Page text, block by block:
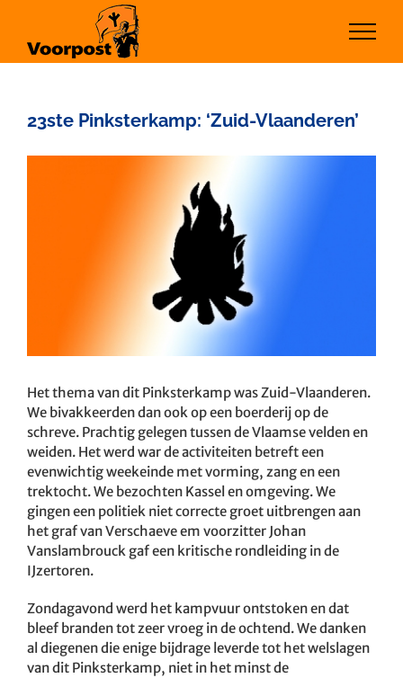
inhoud
23ste Pinksterkamp: ‘Zuid-Vlaanderen’
Het thema van dit Pinksterkamp was Zuid-Vlaanderen.
We bivakkeerden dan ook op een boerderij op de
schreve. Prachtig gelegen tussen de Vlaamse velden en
weiden. Het werd war de activiteiten betreft een
evenwichtig weekeinde met vorming, zang en een
trektocht. We bezochten Kassel en omgeving. We
gingen een politiek niet correcte groet uitbrengen aan
het graf van Verschaeve em voorzitter Johan
Vanslambrouck gaf een kritische rondleiding in de
IJzertoren.
Zondagavond werd het kampvuur ontstoken en dat
bleef branden tot zeer vroeg in de ochtend. We danken
al diegenen die enige bijdrage leverde tot het welslagen
van dit Pinksterkamp, niet in het minst de